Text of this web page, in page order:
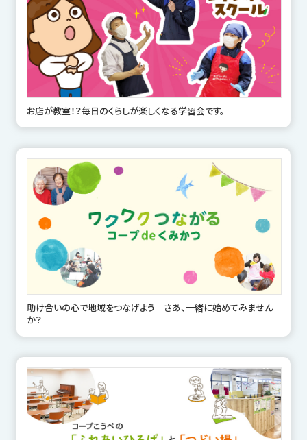
お店が教室！？毎日のくらしが楽しくなる学習会です。
助け合いの心で地域をつなげよう さあ、一緒に始めてみません
か？